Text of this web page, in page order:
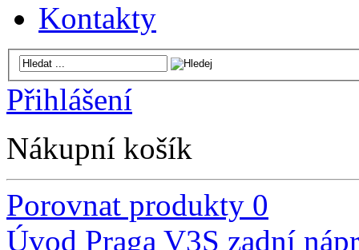
Kontakty
Přihlášení
Nákupní košík
Porovnat produkty 0
Úvod Praga V3S zadní